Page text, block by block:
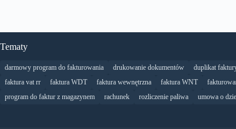
Tematy
darmowy program do fakturowania drukowanie dokumentów duplikat
faktura vat rr
faktura WDT faktura wewnętrzna faktura WNT
program do faktur z magazynem
rachunek rozliczenie paliwa umowa o